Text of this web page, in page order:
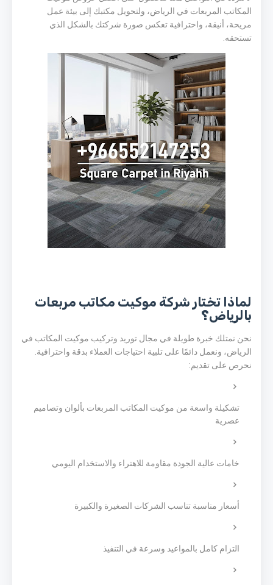
المكاتب المربعات في الرياض، ولتحويل مكتبك إلى بيئة عمل
مريحة، أنيقة، واحترافية تعكس صورة شركتك بالشكل الذي
تستحقه.
لماذا تختار شركة موكيت مكاتب مربعات
بالرياض؟
نحن نمتلك خبرة طويلة في مجال توريد وتركيب موكيت المكاتب في
الرياض، ونعمل دائمًا على تلبية احتياجات العملاء بدقة واحترافية.
نحرص على تقديم:
تشكيلة واسعة من موكيت المكاتب المربعات بألوان وتصاميم
عصرية
خامات عالية الجودة مقاومة للاهتراء والاستخدام اليومي
أسعار مناسبة تناسب الشركات الصغيرة والكبيرة
التزام كامل بالمواعيد وسرعة في التنفيذ